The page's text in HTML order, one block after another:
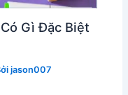
Gì Đặc Biệt
jason007